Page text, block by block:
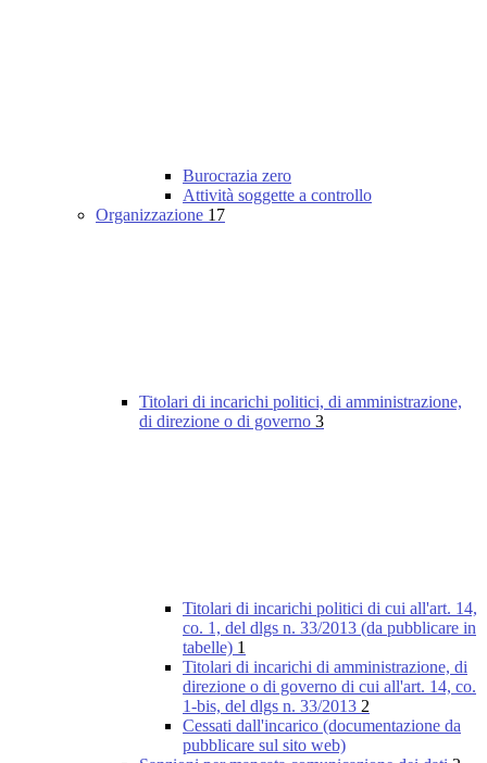
Burocrazia zero
Attività soggette a controllo
Organizzazione 17
Titolari di incarichi politici, di amministrazione,
di direzione o di governo 3
Titolari di incarichi politici di cui all'art. 14,
co. 1, del dlgs n. 33/2013 (da pubblicare in
tabelle) 1
Titolari di incarichi di amministrazione, di
direzione o di governo di cui all'art. 14, co.
1-bis, del dlgs n. 33/2013 2
Cessati dall'incarico (documentazione da
pubblicare sul sito web)